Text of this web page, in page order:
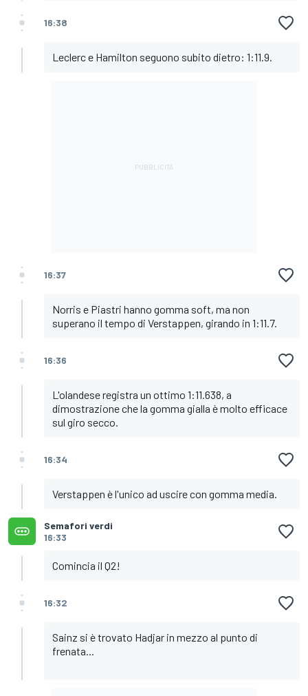
16:38
Leclerc e Hamilton seguono subito dietro: 1:11.9.
16:37
Norris e Piastri hanno gomma soft, ma non
superano il tempo di Verstappen, girando in 1:11.7.
16:36
L'olandese registra un ottimo 1:11.638, a
dimostrazione che la gomma gialla è molto efficace
sul giro secco.
16:34
Verstappen è l'unico ad uscire con gomma media.
Semafori verdi
16:33
Comincia il Q2!
16:32
Sainz si è trovato Hadjar in mezzo al punto di
frenata...